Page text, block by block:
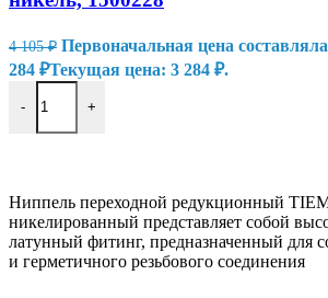
4 105₽ Первоначальная цена
284 ₽Текущая цена: 3 284 ₽.
- +
Ниппель переходной редукционный
никелированный представляет собой
латунный фитинг, предназначенный для
и герметичного резьбового соединения